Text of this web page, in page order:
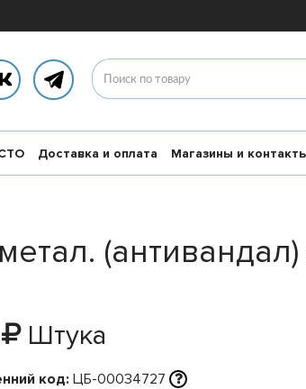
Доставка и оплата Магазины и
Штука
код: ЦБ-00034727